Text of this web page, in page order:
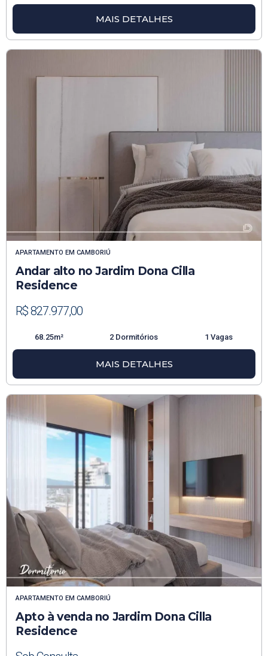
MAIS DETALHES
APARTAMENTO EM CAMBORIÚ
Andar alto no Jardim Dona Cilla
Residence
R$ 827.977,00
68.25m² 2 Dormitórios 1 Vagas
MAIS DETALHES
APARTAMENTO EM CAMBORIÚ
Apto à venda no Jardim Dona Cilla
Residence